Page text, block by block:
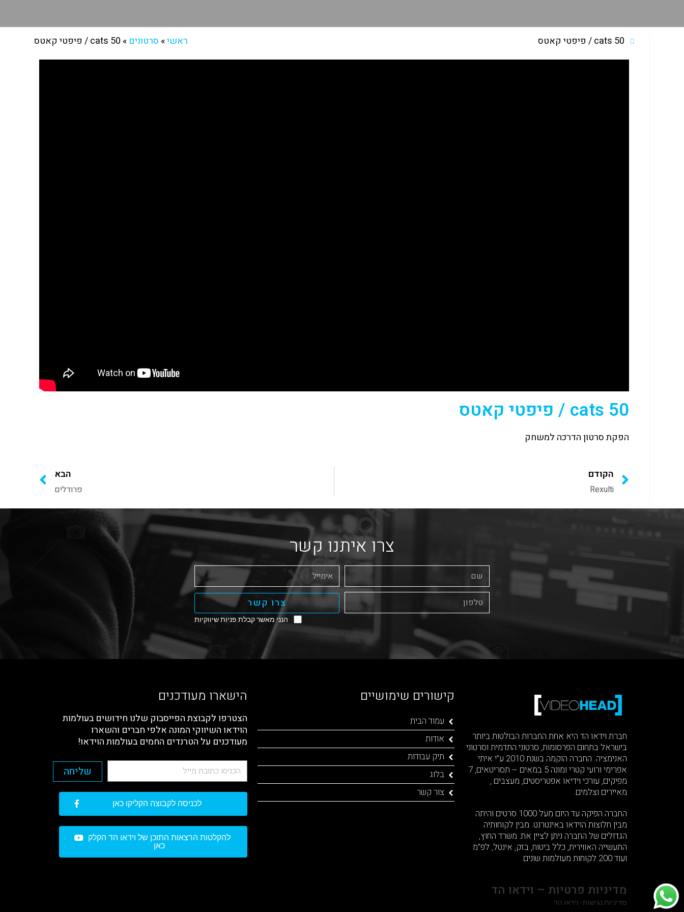
50 cats / פיפטי קאטס ראשי» סרטונים » 50 cats / פיפטי קאטס
50 cats / פיפטי קאטס
הפקת סרטון הדרכה למשחק
הקודם
Rexulti
הבא
פרודלים
צרו איתנו קשר
הנני מאשר קבלת פניות שיווקיות
צרו קשר
חברת וידאו הד היא אחת החברות הבולטות ביותר
בישראל בתחום הפרסומות, סרטוני התדמית וסרטוני
האנימציה. החברה הוקמה בשנת 2010 ע”י איתי
אפרימי ורועי קטרי ומונה 5 במאים – תסריטאים, 7
מפיקים, עורכי וידיאו אפטריסטים, מעצבים ,
מאיירים וצלמים.
החברה הפיקה עד היום מעל 1000 סרטים והיתה
מבין חלוצות הוידאו באינטרנט. מבין לקוחותיה
הגדולים של החברה ניתן לציין את: משרד החוץ,
התעשייה האווירית, כלל ביטוח, בזק, אינטל, לפ”מ
ועוד 200 לקוחות מעולמות שונים.
מדיניות פרטיות – וידאו הד
מדיניות נגישות- וידאו הד
קישורים שימושיים
עמוד הבית
אודות
תיק עבודות
בלוג
צור קשר
הישארו מעודכנים
הצטרפו לקבוצת הפייסבוק שלנו חידושים בעולמות
הוידאו השיווקי המונה אלפי חברים והשארו
מעודכנים על הטרנדים החמים בעולמות הוידאו!
שליחה
לכניסה לקבוצה הקליקו כאן
להקלטות הרצאות התוכן של וידאו הד הקלק
כאן